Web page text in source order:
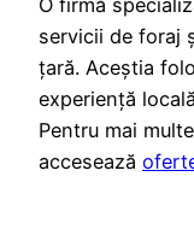
servicii de foraj
țară. Aceștia
experiență
Pentru mai
accesează